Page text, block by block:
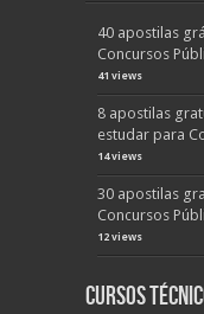
40 apostilas
Concursos
41 views
8 apostilas
estudar para
14 views
30 apostilas
Concursos
12 views
Cursos